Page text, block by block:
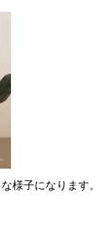
様子になります。